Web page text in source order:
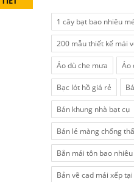
1 cây bạt bao nhiêu
200 mẫu thiết kế mái
Áo dù che mưa Áo
Bạc lót hồ giá rẻ
Bán khung nhà bạt cụ
Bán lẻ màng chống
Bắn mái tôn bao
Bản vẽ cad mái xếp